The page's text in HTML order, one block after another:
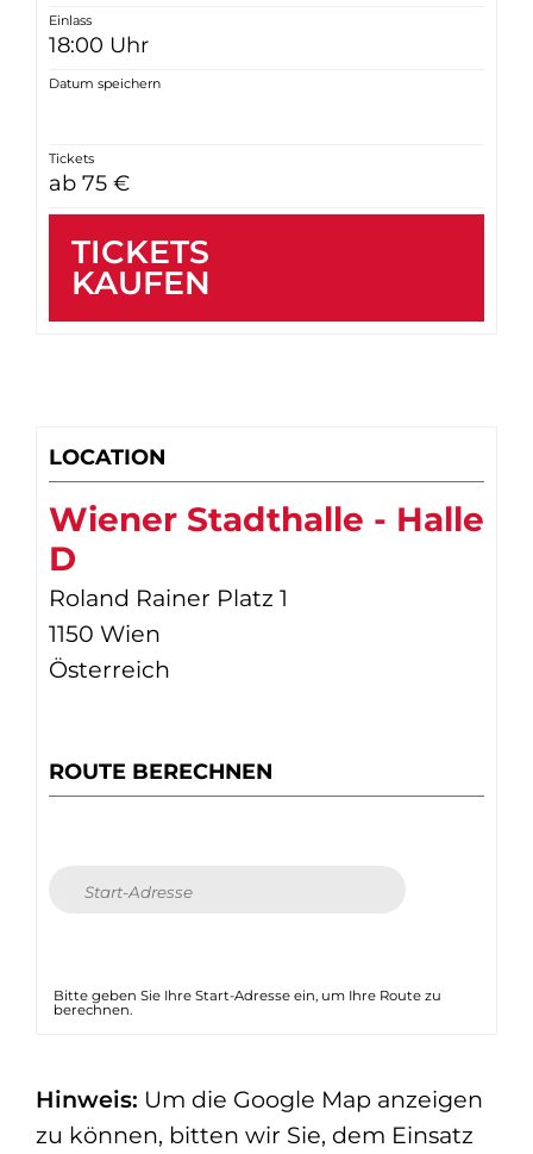
Einlass
18:00 Uhr
Datum speichern
Tickets
ab 75 €
TICKETS
KAUFEN
LOCATION
Wiener Stadthalle - Halle
D
Roland Rainer Platz 1
1150 Wien
Österreich
ROUTE BERECHNEN
Bitte geben Sie Ihre Start-Adresse ein, um Ihre Route zu
berechnen.
Hinweis: Um die Google Map anzeigen
zu können, bitten wir Sie, dem Einsatz